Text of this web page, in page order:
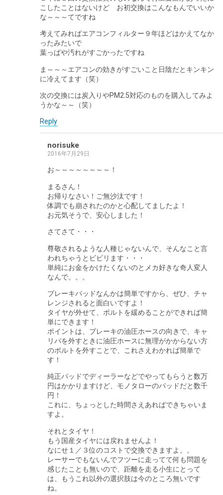
こしたことはないけど お初交換はこんなもんでいいか
な～～～てですね
考えてみればエアコンフィルター９年ほどはかえてなか
ったみたいで
葉っぱや汚れがすごかったですね
ま～～～エアコンの効きがすごいこと日陰だとキンキン
に冷えてます（笑）
次の交換には炭入りやPM2.5対応のものを購入してみよ
うかな～～（笑）
Reply
norisuke
2016年7月29日
お～～～～～～～～！
まるさん！
お帰りなさい！ご無沙汰です！
体調でも崩されたのかと心配してましたよ！
お元気そうで、安心しました！
さてさて・・・
尊敬されるような人種じゃないんで、そんなこと言
われちゃうとビビリます・・・
単純にお金をかけたくないのとメカ好きな奇人変人
なんで。。。
ブレーキパッドなんかは簡単ですから、ぜひ、チャ
レンジされると面白いですよ！
タイヤが外せて、ボルトを緩めることができれば簡
単にできます！
ポイントは、ブレーキの油圧ホースの向きで、キャ
リパを外すときに油圧ホースに無理がかからない方
のボルトを外すことで、これさえわかれば簡単で
す！
純正パッドでディーラーなどでやってもらうと数万
円はかかりますけど、モノタローのパッドだと数千
円！
これに、ちょっとした時間さえあればできちゃいま
すよ。
それとタイヤ！
もう国産タイヤには戻れませんよ！
なにせ１／３位のコストで交換できますよ。。
レーサーでもないんでフツーに走ってて何も問題を
感じたことも無いので、距離を走る小生にとって
は、もうこれ以外の選択肢は今のところ無いです
ね。